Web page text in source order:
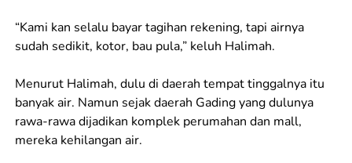
“Kami kan selalu bayar tagihan rekening, tapi airnya
sudah sedikit, kotor, bau pula,” keluh Halimah.
Menurut Halimah, dulu di daerah tempat tinggalnya itu
banyak air. Namun sejak daerah Gading yang dulunya
rawa-rawa dijadikan komplek perumahan dan mall,
mereka kehilangan air.